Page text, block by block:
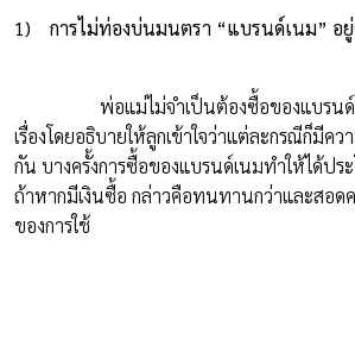
1) การไม่ท่องบ่นมนตรา “แบรนด์เนม” อ
พ่อแม่ไม่จำเป็นต้องซื้อของแบรนด์เน
เรื่องโดยอธิบายให้ลูกเข้าใจว่าแต่ละกรณีก็มีค
กัน บางครั้งการซื้อของแบรนด์เนมทำให้ได้ปร
ถ้าหากมีเงินซื้อ กล่าวคือทนทานกว่าและสอด
ของการใช้